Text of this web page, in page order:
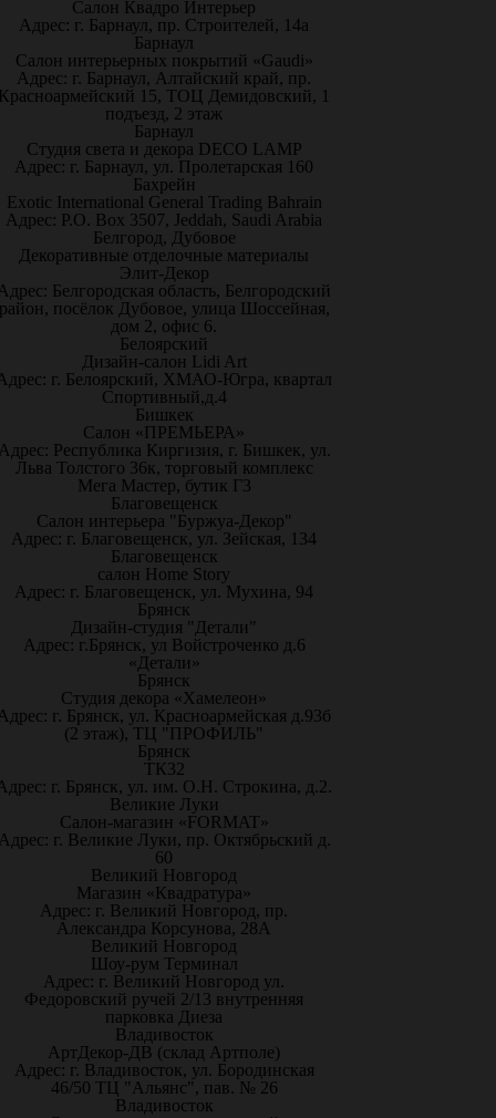
Салон Квадро Интерьер
Адрес: г. Барнаул, пр. Строителей, 14а
Барнаул
Салон интерьерных покрытий «Gaudi»
Адрес: г. Барнаул, Алтайский край, пр.
15, ТОЦ Демидовский, 1
подъезд, 2 этаж
Барнаул
Студия света и декора DECO LAMP
Адрес: г. Барнаул, ул. Пролетарская 160
Бахрейн
Exotic International General Trading Bahrain
Адрес: P.O. Box 3507, Jeddah, Saudi Arabia
Белгород, Дубовое
Декоративные отделочные материалы
Элит-Декор
Белгородская область, Белгородский
посёлок Дубовое, улица Шоссейная,
дом 2, офис 6.
Белоярский
Дизайн-салон Lidi Art
г. Белоярский, ХМАО-Югра, квартал
Спортивный,д.4
Бишкек
Салон «ПРЕМЬЕРА»
Республика Киргизия, г. Бишкек, ул.
Льва Толстого 36к, торговый комплекс
Мега Мастер, бутик Г3
Благовещенск
Салон интерьера "Буржуа-Декор"
Адрес: г. Благовещенск, ул. Зейская, 134
Благовещенск
салон Home Story
Адрес: г. Благовещенск, ул. Мухина, 94
Брянск
Дизайн-студия "Детали"
Адрес: г.Брянск, ул Войстроченко д.6
«Детали»
Брянск
Студия декора «Хамелеон»
г. Брянск, ул. Красноармейская д.93б
(2 этаж), ТЦ "ПРОФИЛЬ"
Брянск
ТК32
г. Брянск, ул. им. О.Н. Строкина, д.2.
Великие Луки
Салон-магазин «FORMAT»
г. Великие Луки, пр. Октябрьский д.
60
Великий Новгород
Магазин «Квадратура»
Адрес: г. Великий Новгород, пр.
Александра Корсунова, 28А
Великий Новгород
Шоу-рум Терминал
Адрес: г. Великий Новгород ул.
Федоровский ручей 2/13 внутренняя
парковка Диеза
Владивосток
АртДекор-ДВ (склад Артполе)
Адрес: г. Владивосток, ул. Бородинская
46/50 ТЦ "Альянс", пав. № 26
Владивосток